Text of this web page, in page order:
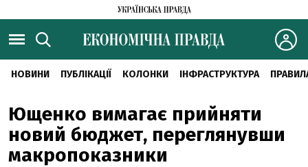
НОВИНИ ПУБЛІКАЦІЇ КОЛОНКИ ІНФРАСТРУКТУРА
Ющенко вимагає прийняти
новий бюджет, переглянувши
макропоказники